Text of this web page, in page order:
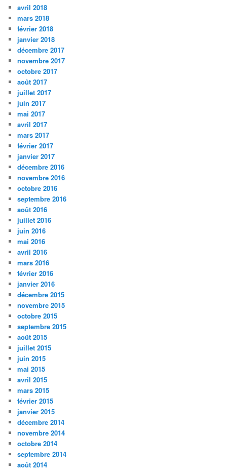
avril 2018
mars 2018
février 2018
janvier 2018
décembre 2017
novembre 2017
octobre 2017
août 2017
juillet 2017
juin 2017
mai 2017
avril 2017
mars 2017
février 2017
janvier 2017
décembre 2016
novembre 2016
octobre 2016
septembre 2016
août 2016
juillet 2016
juin 2016
mai 2016
avril 2016
mars 2016
février 2016
janvier 2016
décembre 2015
novembre 2015
octobre 2015
septembre 2015
août 2015
juillet 2015
juin 2015
mai 2015
avril 2015
mars 2015
février 2015
janvier 2015
décembre 2014
novembre 2014
octobre 2014
septembre 2014
août 2014